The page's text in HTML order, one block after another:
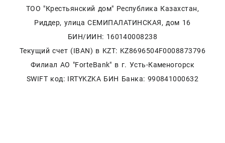
ТОО "Крестьянский дом" Республика Казахстан,
Риддер, улица СЕМИПАЛАТИНСКАЯ, дом 16
БИН/ИИН: 160140008238
Текущий счет (IBAN) в KZT: KZ8696504F0008873796
Филиал АО "ForteBank" в г. Усть-Каменогорск
SWIFT код: IRTYKZKA БИН Банка: 990841000632